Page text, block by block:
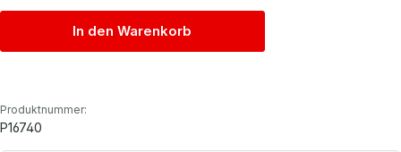
In den Warenkorb
Produktnummer:
P16740